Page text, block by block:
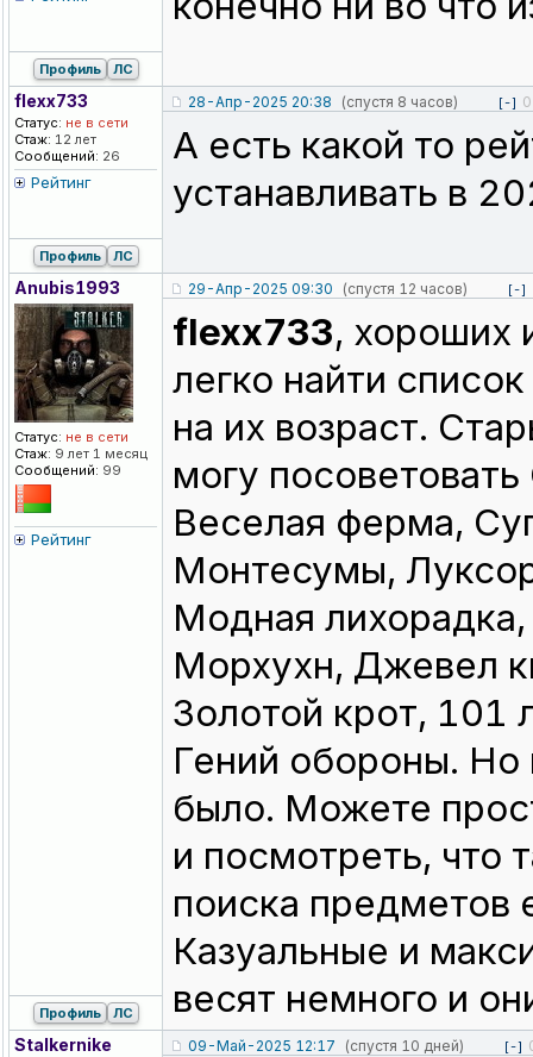
Профиль ЛС
flexx733
Статус: не в сети
Стаж: 12 лет
Сообщений: 26
Рейтинг
28-Апр-2025 20:38 (спустя 8 часов) [-] 0
А есть какой то
устанавливать в
Профиль ЛС
Anubis1993
Статус: не в сети
Стаж: 9 лет 1 месяц
Сообщений: 99
Рейтинг
29-Апр-2025 09:30 (спустя 12 часов) [-]
flexx733, хороших
легко найти
на их возраст.
могу
Веселая ферма,
Монтесумы,
Модная
Морхухн, Джевел
Золотой крот, 101
Гений обороны. Но
было. Можете
и посмотреть, что
поиска предметов
Казуальные и
весят немного и
Профиль ЛС
Stalkernike 09-Май-2025 12:17 (спустя 10 дней) [-]